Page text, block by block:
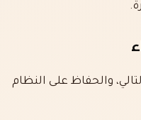
والحفاظ على النظام